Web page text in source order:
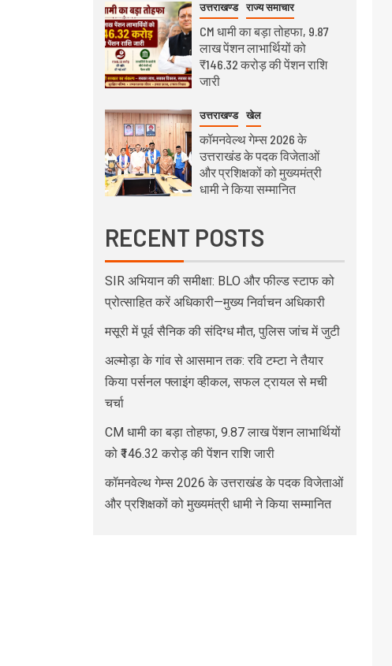
उत्तराखण्ड राज्य समाचार
CM धामी का बड़ा तोहफा, 9.87
लाख पेंशन लाभार्थियों को
₹146.32 करोड़ की पेंशन राशि
जारी
उत्तराखण्ड खेल
कॉमनवेल्थ गेम्स 2026 के
उत्तराखंड के पदक विजेताओं
और प्रशिक्षकों को मुख्यमंत्री
धामी ने किया सम्मानित
RECENT POSTS
SIR अभियान की समीक्षा: BLO और फील्ड स्टाफ को
प्रोत्साहित करें अधिकारी—मुख्य निर्वाचन अधिकारी
मसूरी में पूर्व सैनिक की संदिग्ध मौत, पुलिस जांच में जुटी
अल्मोड़ा के गांव से आसमान तक: रवि टम्टा ने तैयार
किया पर्सनल फ्लाइंग व्हीकल, सफल ट्रायल से मची
चर्चा
CM धामी का बड़ा तोहफा, 9.87 लाख पेंशन लाभार्थियों
को ₹146.32 करोड़ की पेंशन राशि जारी
कॉमनवेल्थ गेम्स 2026 के उत्तराखंड के पदक विजेताओं
और प्रशिक्षकों को मुख्यमंत्री धामी ने किया सम्मानित